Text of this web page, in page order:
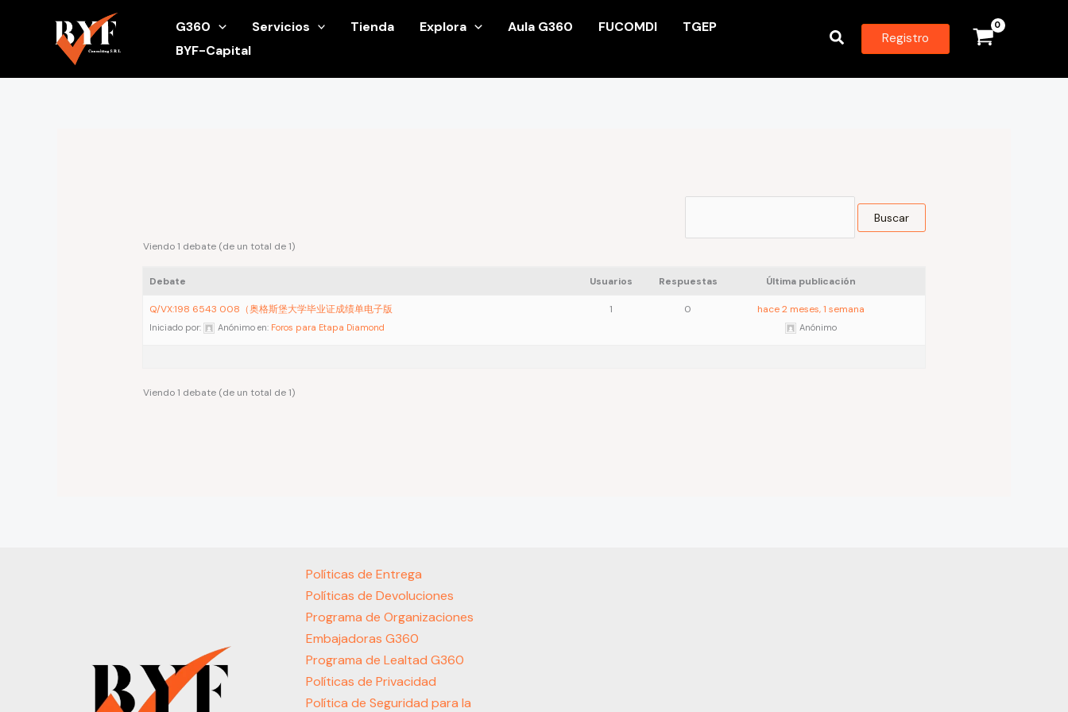
G360 Servicios Tienda Explora Aula G360 FUCOMDI
TGEP
BYF-Capital
Buscar Registro
Viendo 1 debate (de un total de 1)
Debate Usuarios Respuestas Última publicación
Q/VX:198 6543 008（奥格斯堡大学毕业证成绩单电子版
Iniciado por: Anónimo en: Foros para Etapa Diamond
1 0 hace 2 meses, 1 semana
Anónimo
Viendo 1 debate (de un total de 1)
Políticas de Entrega
Políticas de Devoluciones
Programa de Organizaciones
Embajadoras G360
Programa de Lealtad G360
Políticas de Privacidad
Política de Seguridad para la